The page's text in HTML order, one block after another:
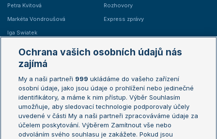
Petra Kvitová
Markéta Vondroušová
Iga Swiatek
Rozhovory
Express zprávy
Žebříčky
Žebříček ATP (muži)
Žebříček WTA (ženy)
Sázkařský žebříček
Australian Open
French Open
Wimbledon
US Open
Turnaj mistrů
Ochrana vašich osobních údajů nás
zajímá
My a naši partneři 999 ukládáme do vašeho zařízení
osobní údaje, jako jsou údaje o prohlížení nebo jedinečné
identifikátory, a máme k nim přístup. Výběr Souhlasím
umožňuje, aby sledovací technologie podporovaly účely
uvedené v části My a naši partneři zpracováváme údaje za
účelem poskytování. Výběrem Zamítnout vše nebo
odvoláním svého souhlasu je zakážete. Pokud jsou